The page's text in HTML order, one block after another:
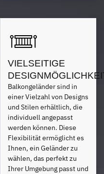
VIELSEITIGE
Balkongeländer sind in
einer Vielzahl von Designs
und Stilen erhältlich, die
individuell angepasst
werden können. Diese
Flexibilität ermöglicht es
Ihnen, ein Geländer zu
wählen, das perfekt zu
Ihrer Umgebung passt und